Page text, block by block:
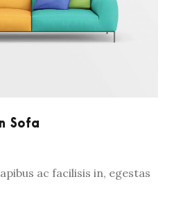
Sofa
ac facilisis in, egestas